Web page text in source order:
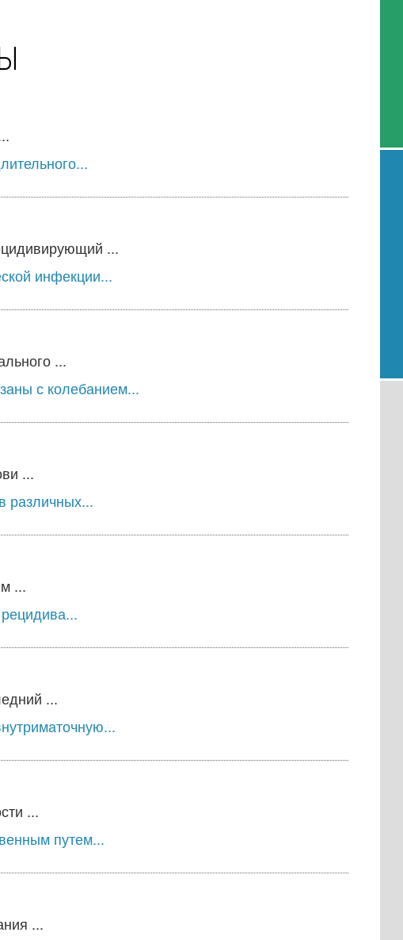
...
инфекции...
...
с колебанием...
...
различных...
...
...
...
путем...
...